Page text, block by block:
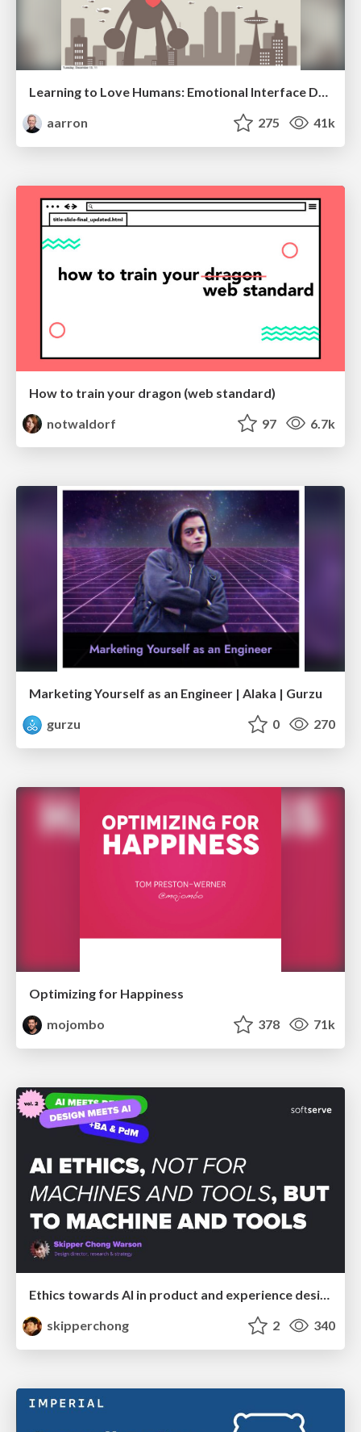
Learning to Love Humans: Emotional Interface Design
aarron
275 41k
How to train your dragon (web standard)
notwaldorf
97 6.7k
Marketing Yourself as an Engineer | Alaka | Gurzu
gurzu
0 270
Optimizing for Happiness
mojombo
378 71k
skipperchong
2 340